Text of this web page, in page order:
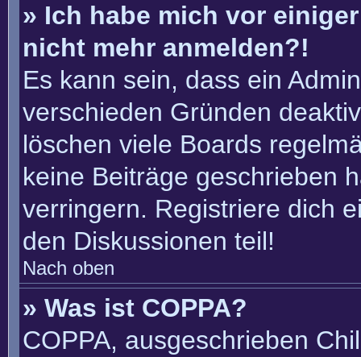
» Ich habe mich vor
nicht mehr anmelden?!
Es kann sein, dass ein
verschieden Gründen
löschen viele Boards
keine Beiträge geschrieben
verringern. Registriere dich
den Diskussionen teil!
Nach oben
» Was ist COPPA?
COPPA, ausgeschrieben